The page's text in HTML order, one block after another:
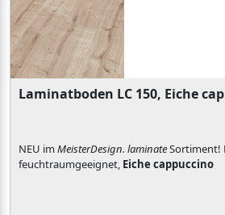
Laminatboden LC 150, Eiche
NEU imMeisterDesign. laminateSortiment!
feuchtraumgeeignet, Eiche cappuccino